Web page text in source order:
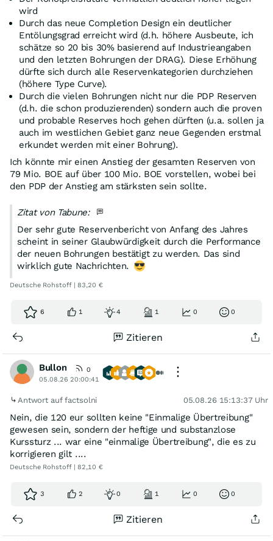
wird
Durch das neue Completion Design ein deutlicher
Entölungsgrad erreicht wird (d.h. höhere Ausbeute, ich
schätze so 20 bis 30% basierend auf Industrieangaben
und den letzten Bohrungen der DRAG). Diese Erhöhung
dürfte sich durch alle Reservenkategorien durchziehen
(höhere Type Curve).
Durch die vielen Bohrungen nicht nur die PDP Reserven
(d.h. die schon produzierenden) sondern auch die proven
und probable Reserves hoch gehen dürften (u.a. sollen ja
auch im westlichen Gebiet ganz neue Gegenden erstmal
erkundet werden mit einer Bohrung).
Ich könnte mir einen Anstieg der gesamten Reserven von
79 Mio. BOE auf über 100 Mio. BOE vorstellen, wobei bei
den PDP der Anstieg am stärksten sein sollte.
Zitat von Tabune:
Der sehr gute Reservenbericht von Anfang des Jahres
scheint in seiner Glaubwürdigkeit durch die Performance
der neuen Bohrungen bestätigt zu werden. Das sind
wirklich gute Nachrichten.
Deutsche Rohstoff | 83,20 €
6 1 4 1 0 0
Zitieren
Bullon
0
05.08.26 20:00:41
Antwort auf factsolni 05.08.26 15:13:37 Uhr
Nein, die 120 eur sollten keine "Einmalige Übertreibung"
gewesen sein, sondern der heftige und substanzlose
Kurssturz ... war eine "einmalige Übertreibung", die es zu
korrigieren gilt ....
Deutsche Rohstoff | 82,10 €
3 2 0 1 0 0
Zitieren